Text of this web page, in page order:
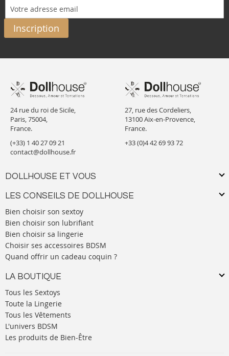
Inscription
24 rue du roi de Sicile,
Paris, 75004,
France.
(+33) 1 40 27 09 21
contact@dollhouse.fr
DOLLHOUSE ET VOUS
LES CONSEILS DE DOLLHOUSE
Bien choisir son sextoy
Bien choisir son lubrifiant
Bien choisir sa lingerie
Choisir ses accessoires BDSM
Quand offrir un cadeau coquin ?
LA BOUTIQUE
Tous les Sextoys
Toute la Lingerie
Tous les Vêtements
L'univers BDSM
Les produits de Bien-Être
27, rue des Cordeliers,
13100 Aix-en-Provence,
France.
+33 (0)4 42 69 93 72